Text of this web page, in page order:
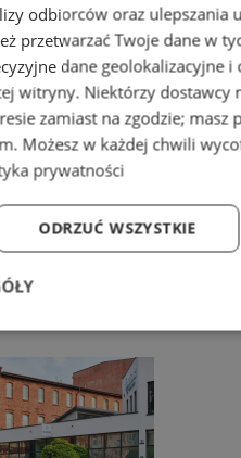
nad Bałtykiem w
Morze
odbiorców oraz ulepszania
przetwarzać Twoje dane w
dane geolokalizacyjne
witryny. Niektórzy dostawcy
zamiast na zgodzie; masz
. Możesz w każdej chwili
prywatności
ODRZUĆ WSZYSTKIE
Targetowanie